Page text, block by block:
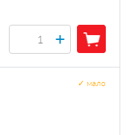
+
мало